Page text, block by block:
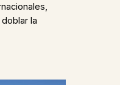
la